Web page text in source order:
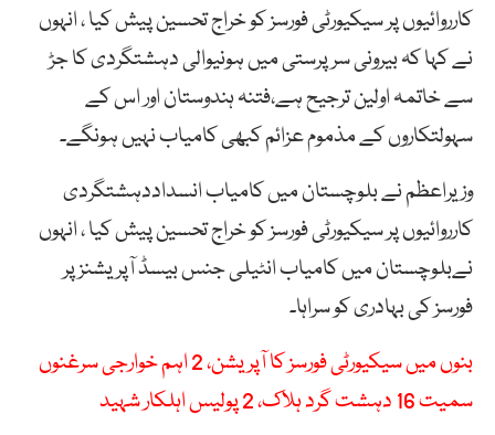
کارروائیوں پر سیکیورٹی فورسز کو خراج تحسین پیش کیا ، انہوں
نے کہا کہ بیرونی سرپرستی میں ہونیوالی دہشتگردی کا جڑ
سے خاتمہ اولین ترجیح ہے،فتنہ ہندوستان اور اس کے
سہولتکاروں کے مذموم عزائم کبھی کامیاب نہیں ہونگے۔
وزیراعظم نے بلوچستان میں کامیاب انسداددہشتگردی
کارروائیوں پر سیکیورٹی فورسز کو خراج تحسین پیش کیا ، انہوں
نےبلوچستان میں کامیاب انٹیلی جنس بیسڈ آپریشنز پر
فورسز کی بہادری کو سراہا۔
بنوں میں سیکیورٹی فورسز کا آپریشن، 2 اہم خوارجی سرغنوں
سمیت 16 دہشت گرد ہلاک، 2 پولیس اہلکار شہید